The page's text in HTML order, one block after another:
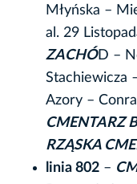
Młyńska –
al. 29
ZACHÓD –
Stachiewicza
Azory –
CMENTARZ
RZĄSKA
linia 802 –